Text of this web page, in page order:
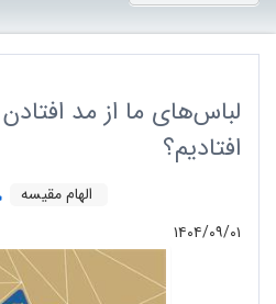
لباس‌های ما از مد
افتادیم؟
الهام مقیسه
۱۴۰۴/۰۹/۰۱